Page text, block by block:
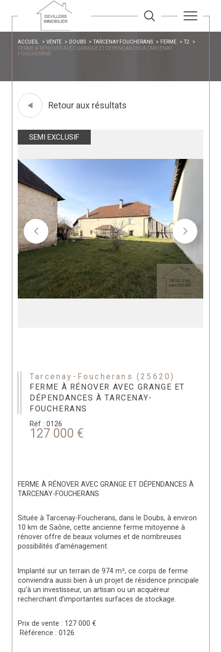
ACCUEIL VENTE DOUBS TARCENAY FOUCHERANS FERME
T2
FERME A RENOVER AVEC GRANGE ET DEPENDANCES A TARCENAY
FOUCHERANS
Retour aux résultats
SEMI EXCLUSIF
Tarcenay-Foucherans (25620)
FERME À RÉNOVER AVEC GRANGE ET
DÉPENDANCES À TARCENAY-
FOUCHERANS
Réf : 0126
127 000 €
FERME À RÉNOVER AVEC GRANGE ET DÉPENDANCES À
TARCENAY-FOUCHERANS
Située à Tarcenay-Foucherans, dans le Doubs, à environ
10 km de Saône, cette ancienne ferme mitoyenne à
rénover offre de beaux volumes et de nombreuses
possibilités d’aménagement.
Implanté sur un terrain de 974 m², ce corps de ferme
conviendra aussi bien à un projet de résidence principale
qu’à un investisseur, un artisan ou un acquéreur
recherchant d’importantes surfaces de stockage.
Prix de vente : 127 000 €
Référence : 0126